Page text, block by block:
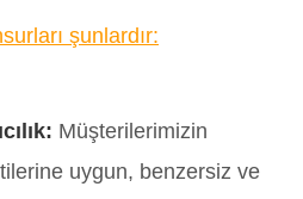
şunlardır:
Müşterilerimizin
uygun, benzersiz ve